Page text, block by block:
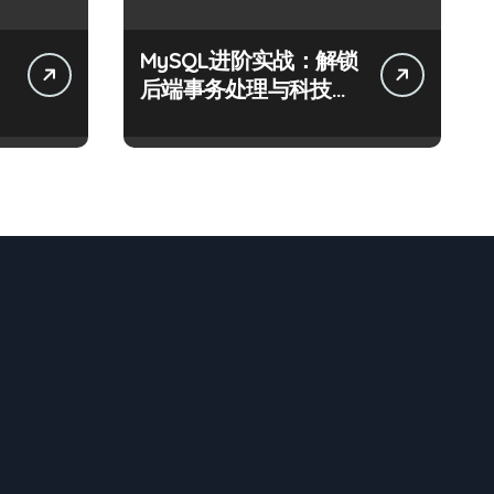
MySQL进阶实战：解锁
后端事务处理与科技性